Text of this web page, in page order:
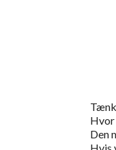
Tænk
Hvor
Den